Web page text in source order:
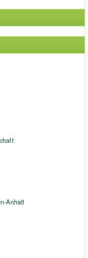
Anhalt